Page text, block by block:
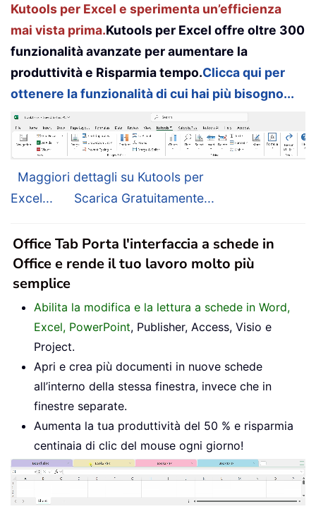
Kutools per Excel e sperimenta un’efficienza
mai vista prima.Kutools per Excel offre oltre 300
funzionalità avanzate per aumentare la
produttività e Risparmia tempo.Clicca qui per
ottenere la funzionalità di cui hai più bisogno...
Maggiori dettagli su Kutools per
Excel...
Scarica Gratuitamente...
Office Tab Porta l'interfaccia a schede in
Office e rende il tuo lavoro molto più
semplice
Abilita la modifica e la lettura a schede in Word,
Excel, PowerPoint, Publisher, Access, Visio e
Project.
Apri e crea più documenti in nuove schede
all’interno della stessa finestra, invece che in
finestre separate.
Aumenta la tua produttività del 50 % e risparmia
centinaia di clic del mouse ogni giorno!